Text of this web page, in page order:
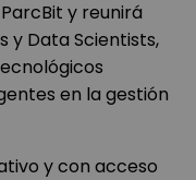
y reunirá
y Data Scientists,
en la gestión
y con acceso